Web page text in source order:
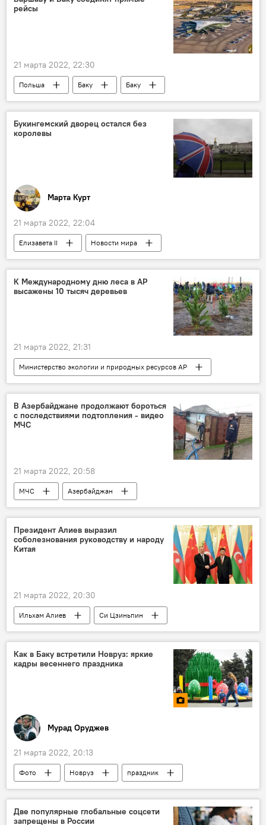
рейсы
21 марта 2022, 22:30
Польша Баку
Баку
Варшава
Авиакомпания
авиасообщение
полеты
Экономика
Азербайджан
Букингемский дворец остался без
королевы
Марта Курт
21 марта 2022, 22:04
Елизавета II
Новости мира
Великобритания
королева
Букингемский дворец
ЖИЗНЬ
Политика
К Международному дню леса в АР
высажены 10 тысяч деревьев
21 марта 2022, 21:31
Министерство экологии и природных ресурсов АР
деревья
озеленение
ЖИЗНЬ
Азербайджан
В Азербайджане продолжают бороться
с последствиями подтопления - видео
МЧС
21 марта 2022, 20:58
МЧС
Азербайджан
Министерство по чрезвычайным ситуациям АР
Лянкяранский район
Физулинский район
Президент Алиев выразил
соболезнования руководству и народу
Китая
21 марта 2022, 20:30
Ильхам Алиев
Си Цзиньпин
соболезнования
Политика
Китай
КНР
авиакатастрофа
крушение
самолет
Азербайджан
Как в Баку встретили Новруз: яркие
кадры весеннего праздника
Мурад Оруджев
21 марта 2022, 20:13
Фото Новруз
праздник
Баку
Баку Кадры
Две популярные глобальные соцсети
запрещены в России